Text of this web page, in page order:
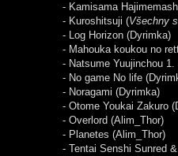
- Kamisama
- Kuroshitsuji (Všechny
- Log Horizon (Dyrimka)
- Mahouka koukou no
- Natsume Yuujinchou
- No game No life
- Noragami (Dyrimka)
- Otome Youkai Zakuro
- Overlord (Alim_Thor)
- Planetes (Alim_Thor)
- Tentai Senshi Sunred